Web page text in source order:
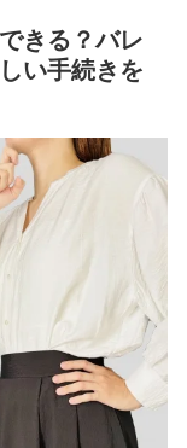
きる？バレ
い手続きを